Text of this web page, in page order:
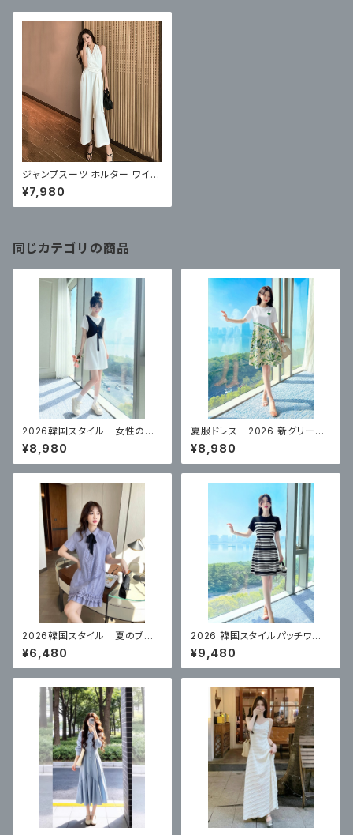
ジャンプスーツ ホルター ワイド
レッグ リボンベルト きれいめ
¥7,980
同じカテゴリの商品
2026韓国スタイル 女性のた
めの夏の フェイクツーピース
スリムドレス
¥8,980
夏服ドレス 2026 新グリーン
ハイエンド スカート
¥8,980
2026韓国スタイル 夏のブル
ーカレッジスタイルドレス
¥6,480
2026 韓国スタイルパッチワー
クストライプワンピース
¥9,480